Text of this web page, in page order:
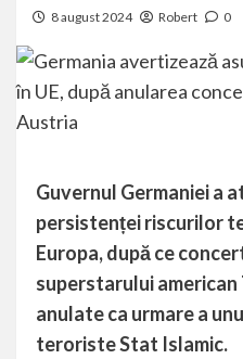
8 august 2024 Robert 0
Guvernul Germaniei a
persistenței riscurilor
Europa, după ce
superstarului
anulate ca urmare a
teroriste Stat Islamic.